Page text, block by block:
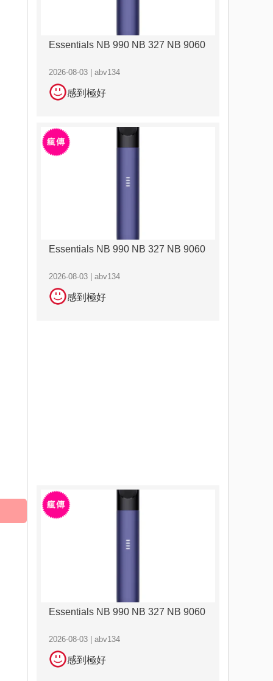
Essentials NB 990 NB 327 NB 9060
2026-08-03 | abv134
感到極好
Essentials NB 990 NB 327 NB 9060
2026-08-03 | abv134
感到極好
Essentials NB 990 NB 327 NB 9060
2026-08-03 | abv134
感到極好